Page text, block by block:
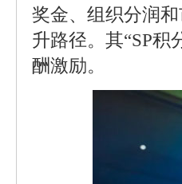
奖金、组织分润
升路径。其“SP积
酬激励。